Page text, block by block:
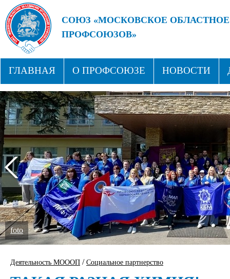
СОЮЗ «МОСКОВСКОЕ
ПРОФСОЮЗОВ»
ГЛАВНАЯ О ПРОФСОЮЗЕ НОВОСТИ
СТРУКТУРА ПРОФСОЮЗНЫЕ ЗДРАВНИЦЫ
foto
Деятельность МОООП / Социальное партнерство